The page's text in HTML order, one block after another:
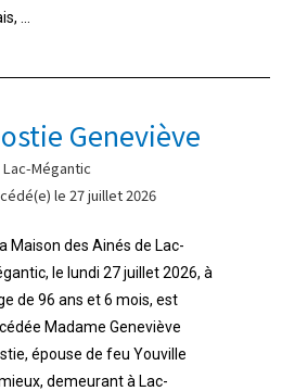
...
Geneviève
Lac-Mégantic
le 27 juillet 2026
Maison des Ainés de Lac-
le lundi 27 juillet 2026, à
de 96 ans et 6 mois, est
Madame Geneviève
épouse de feu Youville
demeurant à Lac-